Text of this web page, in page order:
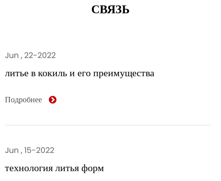
СВЯЗЬ
Jun , 22-2022
литье в кокиль и его преимущества
Подробнее
Jun , 15-2022
технология литья форм